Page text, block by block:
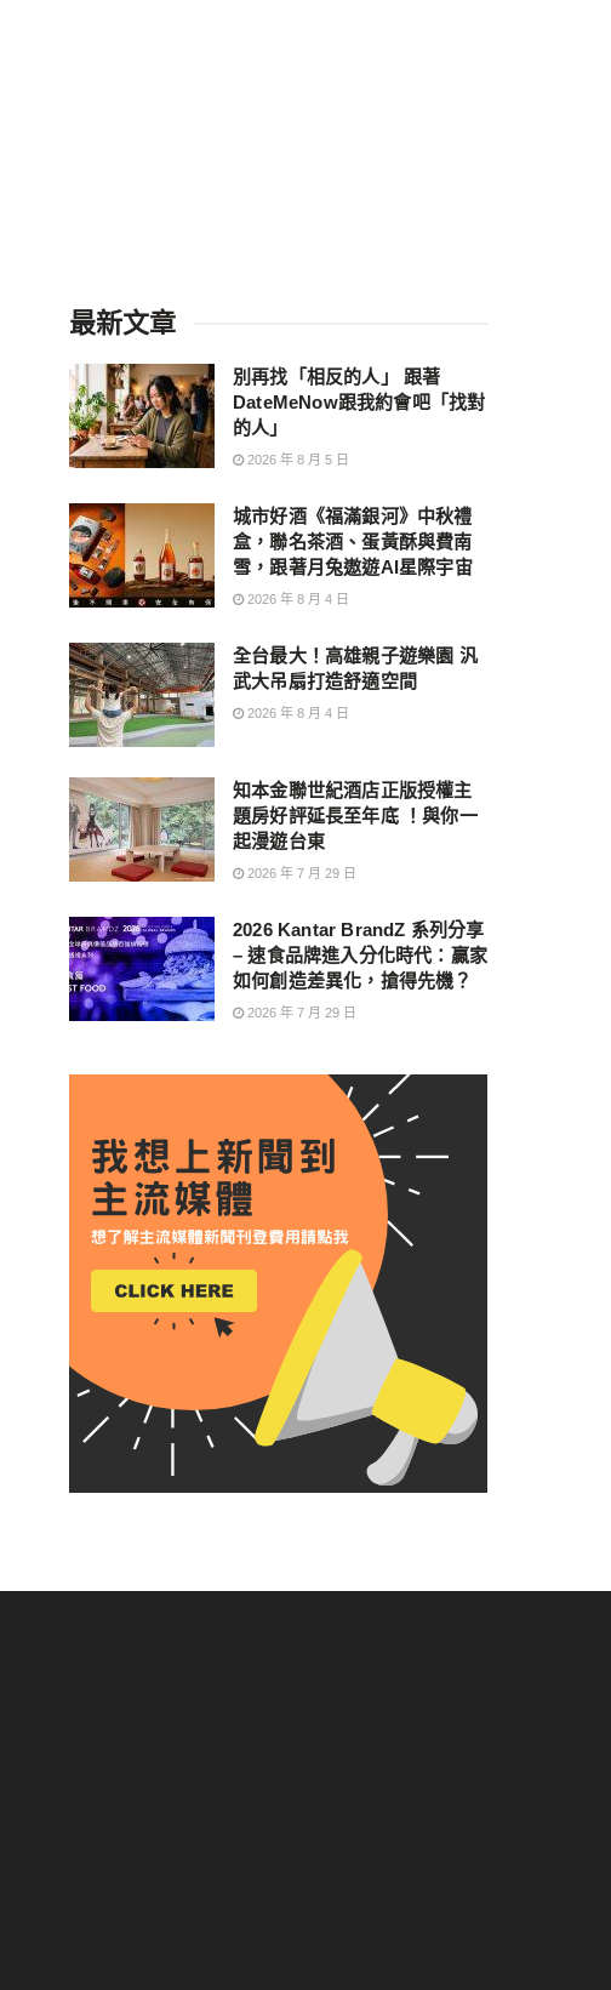
最新文章
別再找「相反的人」 跟著
DateMeNow跟我約會吧「找對
的人」
2026 年 8 月 5 日
城市好酒《福滿銀河》中秋禮
盒，聯名茶酒、蛋黃酥與費南
雪，跟著月兔遨遊AI星際宇宙
2026 年 8 月 4 日
全台最大！高雄親子遊樂園 汎
武大吊扇打造舒適空間
2026 年 8 月 4 日
知本金聯世紀酒店正版授權主
題房好評延長至年底 ！與你一
起漫遊台東
2026 年 7 月 29 日
2026 Kantar BrandZ 系列分享
– 速食品牌進入分化時代：贏家
如何創造差異化，搶得先機？
2026 年 7 月 29 日